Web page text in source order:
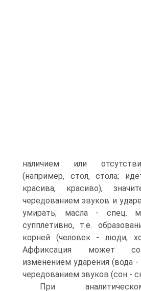
наличием или
(например, стол, стола;
красива, красиво),
чередованием звуков и
умирать; масла - спец.
супплетивно, т.е.
корней (человек - люди,
Аффиксация может
изменением ударения (вода
чередованием звуков (сон -
При